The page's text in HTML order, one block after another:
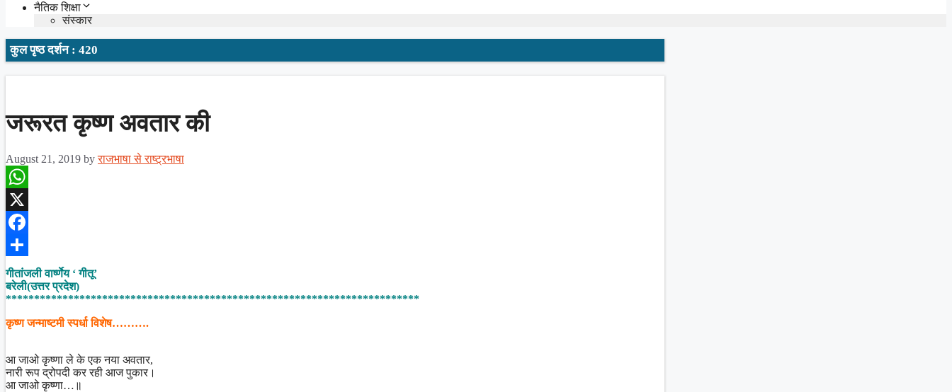
नैतिक शिक्षा
संस्कार
कुल पृष्ठ दर्शन : 420
जरूरत कृष्ण अवतार की
August 21, 2019 byराजभाषा से राष्ट्रभाषा
WhatsApp
X
Facebook
Share
गीतांजली वार्ष्णेय ‘ गीतू’
बरेली(उत्तर प्रदेश)
*************************************************************************
कृष्ण जन्माष्टमी स्पर्धा विशेष……….
आ जाओ कृष्णा ले के एक नया अवतार,
नारी रूप द्रोपदी कर रही आज पुकार।
आ जाओ कृष्णा…॥